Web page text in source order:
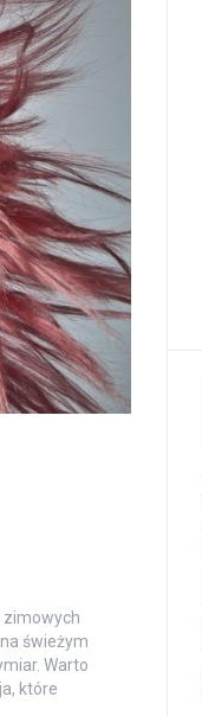
zimowych
świeżym
Warto
które